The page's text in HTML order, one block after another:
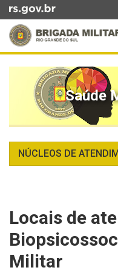
para
conteúdo
busca
conteúdo
Saúde
NÚCLEOS DE
Locais de
Militar